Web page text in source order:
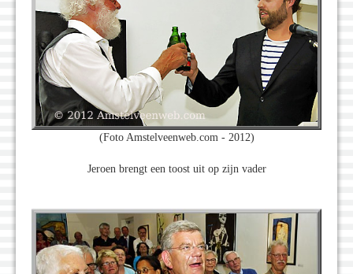
(Foto Amstelveenweb.com - 2012)
Jeroen brengt een toost uit op zijn vader